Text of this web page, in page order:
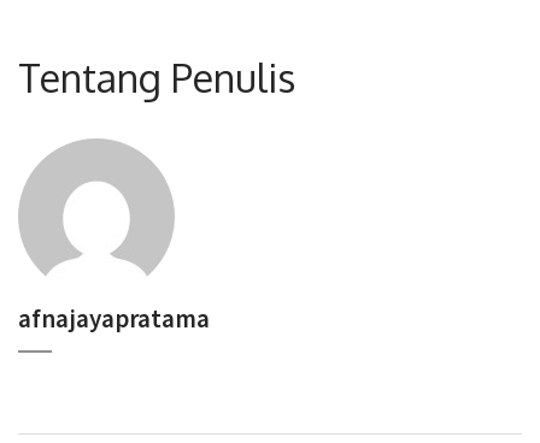
Tentang Penulis
afnajayapratama